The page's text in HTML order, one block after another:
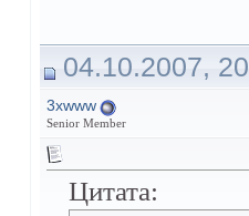
04.10.2007,
3xwww
Senior Member
Цитата: